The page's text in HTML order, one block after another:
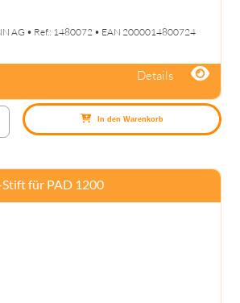
AG • Ref.: 1480072 • EAN 2000014800724
Details
In den Warenkorb
für PAD 1200